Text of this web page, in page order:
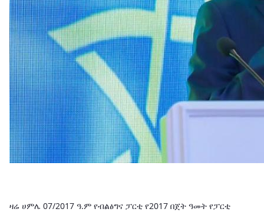
ዛሬ ሀምሌ 07/2017 ዓ.ም የብልፅግና ፓርቲ የ2017 በጀት ዓመት የፓርቲ